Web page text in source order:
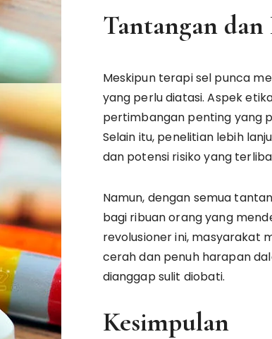
Tantangan
Meskipun terapi sel punca
yang perlu diatasi. Aspek
pertimbangan penting yang
Selain itu, penelitian lebih
dan potensi risiko yang
Namun, dengan semua
bagi ribuan orang yang
revolusioner ini, masyarakat
cerah dan penuh harapan
dianggap sulit diobati.
Kesimpulan